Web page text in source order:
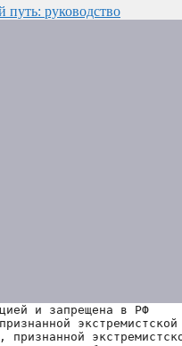
руководство
и запрещена в РФ